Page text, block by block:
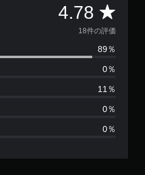
4.78 評
価
数
は
8
18件の評価
89％
0％
11％
0％
0％